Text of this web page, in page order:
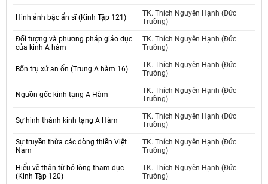
Hình ảnh bậc ẩn sĩ (Kinh Tập 121)
TK. Thích Nguyên Hạnh (Đức
Trường)
Đối tượng và phương pháp giáo dục
của kinh A hàm
TK. Thích Nguyên Hạnh (Đức
Trường)
Bốn trụ xứ an ổn (Trung A hàm 16)
TK. Thích Nguyên Hạnh (Đức
Trường)
Nguồn gốc kinh tạng A Hàm
TK. Thích Nguyên Hạnh (Đức
Trường)
Sự hình thành kinh tạng A Hàm
TK. Thích Nguyên Hạnh (Đức
Trường)
Sự truyền thừa các dòng thiền Việt
Nam
TK. Thích Nguyên Hạnh (Đức
Trường)
Hiểu về thân từ bỏ lòng tham dục
(Kinh Tập 120)
TK. Thích Nguyên Hạnh (Đức
Trường)